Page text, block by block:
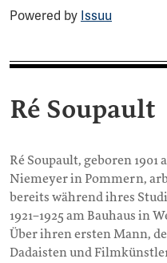
Powered by Issuu
Ré Soupault
Ré Soupault, geboren 1901
Niemeyer in Pommern,
bereits während ihres
1921–1925 am Bauhaus in
Über ihren ersten Mann,
Dadaisten und